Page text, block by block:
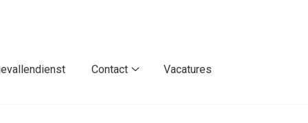
Contact
Vacatures